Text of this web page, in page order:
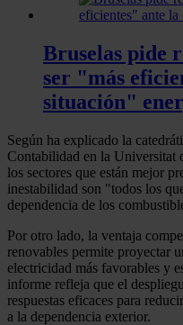
Bruselas pide
ser "más
situación"
Según ha explicado la
Contabilidad en la Universitat
los sectores que están mejor
inestabilidad son "todos los
dependencia de los
Por otro lado, la ventaja
renovables permite proyectar
electricidad más favorables y
informe refleja que el
respuestas eficaces para
a la dependencia exterior.